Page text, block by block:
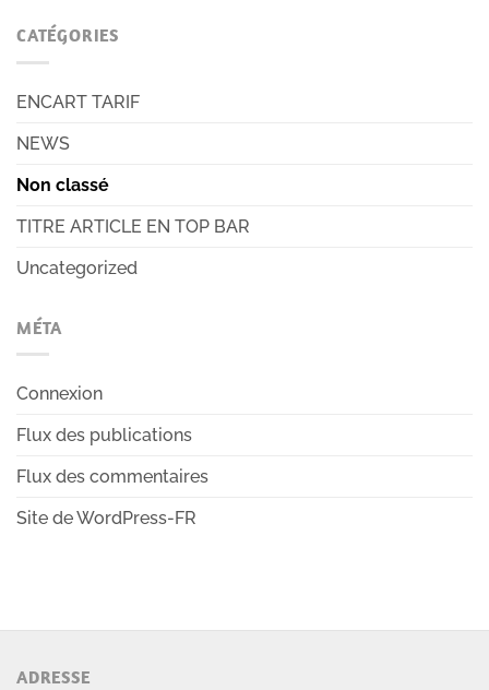
CATÉGORIES
ENCART TARIF
NEWS
Non classé
TITRE ARTICLE EN TOP BAR
Uncategorized
MÉTA
Connexion
Flux des publications
Flux des commentaires
Site de WordPress-FR
ADRESSE